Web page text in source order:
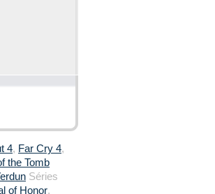
4, Far Cry 4,
the Tomb
Séries
of Honor,